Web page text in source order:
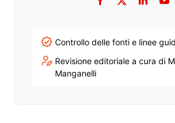
Facebook
TwitterLinkedIn
Controllo delle fonti e linee
Revisione editoriale a cura di
Manganelli